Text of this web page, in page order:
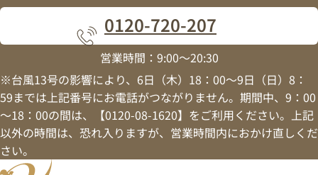
0120-720-207
営業時間：9:00～20:30
※台風13号の影響により、6日（木）18：00～9日（日）8：
59までは上記番号にお電話がつながりません。期間中、9：00
～18：00の間は、【0120-08-1620】をご利用ください。上記
以外の時間は、恐れ入りますが、営業時間内におかけ直しくだ
さい。